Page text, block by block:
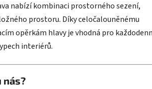
nabízí kombinaci prostorného sezení,
prostoru. Díky celočalouněnému
opěrkám hlavy je vhodná pro
interiérů.
nás?